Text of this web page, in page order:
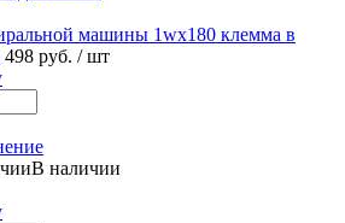
машины 1wx180 клемма в
498 руб. / шт
В наличии